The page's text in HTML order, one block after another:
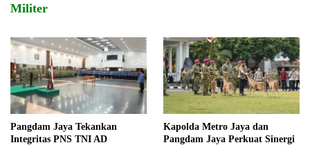
Militer
Pangdam Jaya Tekankan
Integritas PNS TNI AD
Kapolda Metro Jaya dan
Pangdam Jaya Perkuat Sinergi